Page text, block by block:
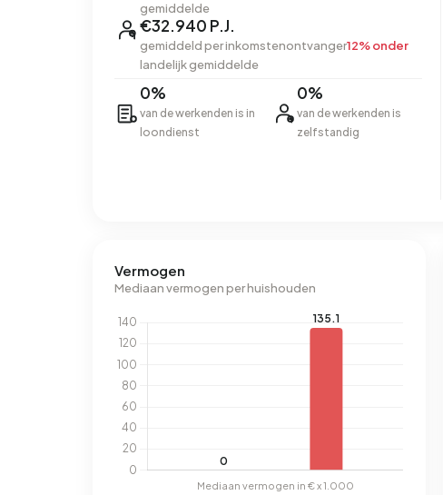
gemiddelde
€32.940 P.J.
gemiddeld per inkomstenontvanger12% onder
landelijk gemiddelde
0%
van de werkenden is in
loondienst
0%
van de werkenden is
zelfstandig
Vermogen
Mediaan vermogen per huishouden